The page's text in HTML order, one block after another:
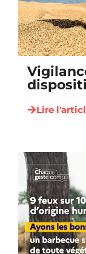
Lire